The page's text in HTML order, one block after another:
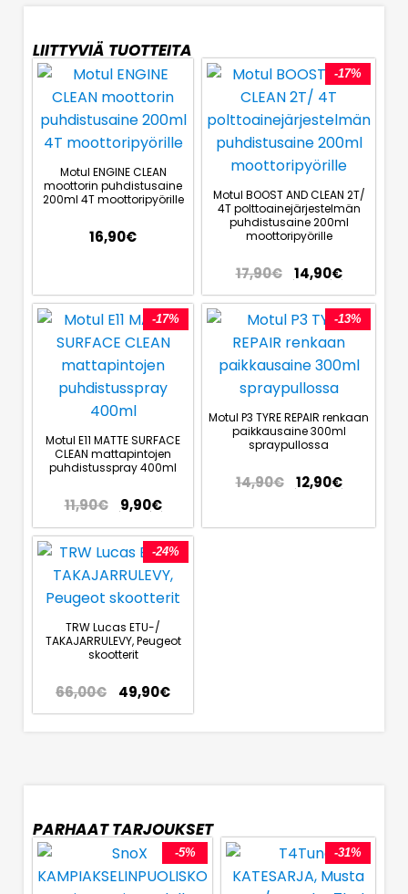
LIITTYVIÄ TUOTTEITA
Motul ENGINE CLEAN
moottorin puhdistusaine
200ml 4T moottoripyörille
16,90€
-17%
Motul BOOST AND CLEAN 2T/
4T polttoainejärjestelmän
puhdistusaine 200ml
moottoripyörille
17,90€ 14,90€
-17%
Motul E11 MATTE SURFACE
CLEAN mattapintojen
puhdistusspray 400ml
11,90€ 9,90€
-13%
Motul P3 TYRE REPAIR renkaan
paikkausaine 300ml
spraypullossa
14,90€ 12,90€
-24%
TRW Lucas ETU-/
TAKAJARRULEVY, Peugeot
skootterit
66,00€ 49,90€
PARHAAT TARJOUKSET
-5% -31%